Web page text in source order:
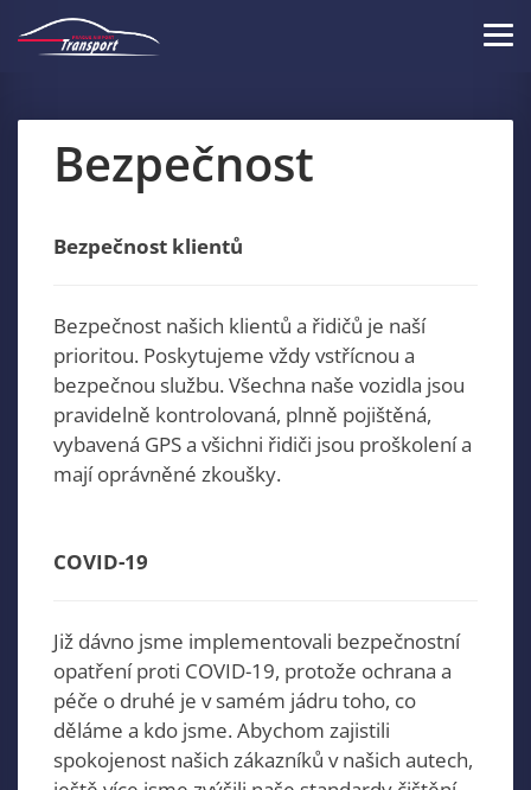
Bezpečnost
Bezpečnost klientů
Bezpečnost našich klientů a řidičů je naší
prioritou. Poskytujeme vždy vstřícnou a
bezpečnou službu. Všechna naše vozidla jsou
pravidelně kontrolovaná, plnně pojištěná,
vybavená GPS a všichni řidiči jsou proškolení a
mají oprávněné zkoušky.
COVID-19
Již dávno jsme implementovali bezpečnostní
opatření proti COVID-19, protože ochrana a
péče o druhé je v samém jádru toho, co
děláme a kdo jsme. Abychom zajistili
spokojenost našich zákazníků v našich autech,